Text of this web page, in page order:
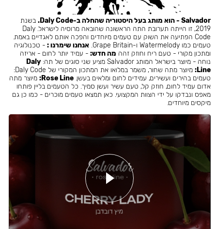
Salvador - הוא מותג בעל היסטוריה שהחלה ב-Daly Code.
בשנת
2019, זו הייתה תערובת התה הראשונה שהובאה מרוסיה לישראל. Daly
Code הפתיעה את השוק עם טעמים מיוחדים והפכה אותם לאגדיים באמת.
טעמים כמו Watermelody ו-Grape Britain.
אנחנו שימרנו : - טכנולוגיה
ומתכון מקורי - טעם ריח וחוזק זהה מה חדש: - עמיד יותר לחום - אריזה
נוחה - מיוצר בישראל המותג Salvador מציע שני סוגים של תה:
Daly
Line:
מיוצר מתה שחור, משמר במלואו את המתכון המקורי של Daly Code:
טעמים בהירים ועשירים, עמידים לחום ומלאים בעשן.Rose Line: מיוצר מתה
אדום עמיד לחום, חוזק קל, טעם עשיר ועשן סמיך. כל הטעמים בליין פותחו
מאפס ונבדקו על ידי הצוות המקצועי. כאן תמצאו טעמים מוכרים - כמו כן גם
מיקסים מיוחדים.